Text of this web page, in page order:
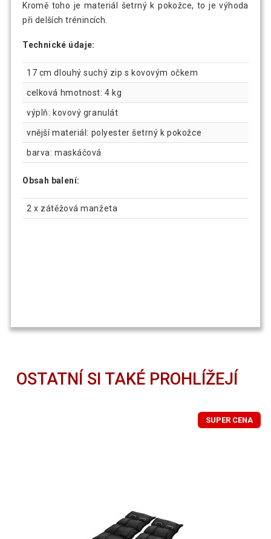
Kromě toho je materiál šetrný k pokožce, to je výhoda
při delších trénincích.
Technické údaje:
17 cm dlouhý suchý zip s kovovým očkem
celková hmotnost: 4 kg
výplň: kovový granulát
vnější materiál: polyester šetrný k pokožce
barva: maskáčová
Obsah balení:
2 x zátěžová manžeta
OSTATNÍ SI TAKÉ PROHLÍŽEJÍ
SUPER CENA